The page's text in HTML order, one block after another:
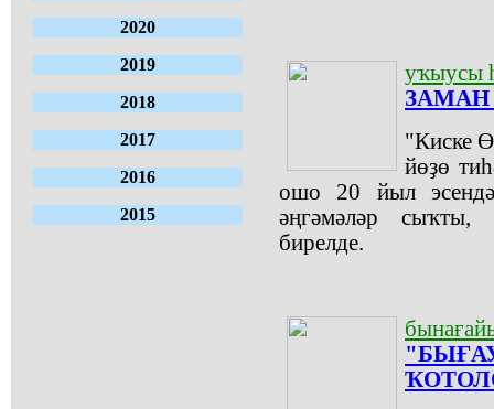
2020
2019
2018
2017
2016
2015
уҡыусы
ЗАМАН
"Киске
йөҙө
ошо 20 йыл эсендә
әңгәмәләр сыҡты,
бирелде.